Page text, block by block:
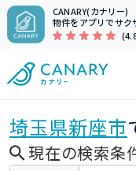
CANARY(カナリー)
物件をアプリでサク
埼玉県新座市
現在の検索条